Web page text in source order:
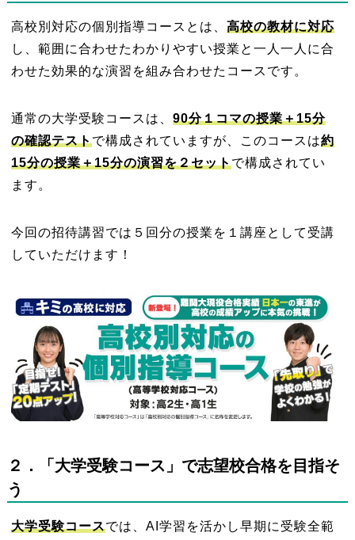
高校別対応の個別指導コースとは、 高校の教材に対応
し、範囲に合わせたわかりやすい授業と一人一人に合
わせた効果的な演習を組み合わせたコースです。
通常の大学受験コースは、 90分１コマの授業＋15分
の確認テストで構成されていますが、このコースは約
15分の授業＋15分の演習を２セットで構成されてい
ます。
今回の招待講習では５回分の授業を１ 講座として受講
していただけます！
２ ．「大学受験コース」で志望校合格を目指そ
う
大学受験コースでは、AI学習を活かし早期に受験全範